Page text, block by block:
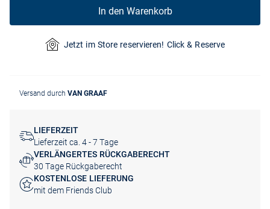
In den Warenkorb
Jetzt im Store reservieren! Click & Reserve
Versand durch VAN GRAAF
LIEFERZEIT
Lieferzeit ca. 4 - 7 Tage
VERLÄNGERTES RÜCKGABERECHT
30 Tage Rückgaberecht
KOSTENLOSE LIEFERUNG
mit dem Friends Club